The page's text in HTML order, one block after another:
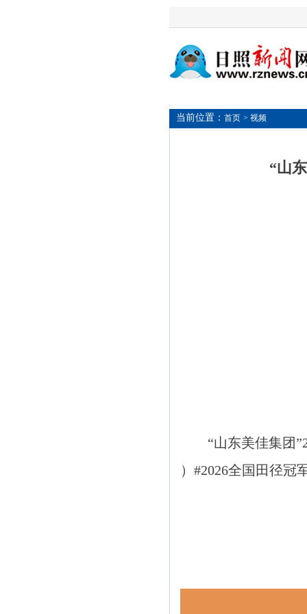
当前位置： 首页 > 视频
“山
“山东美佳集团
）#2026全国田径冠